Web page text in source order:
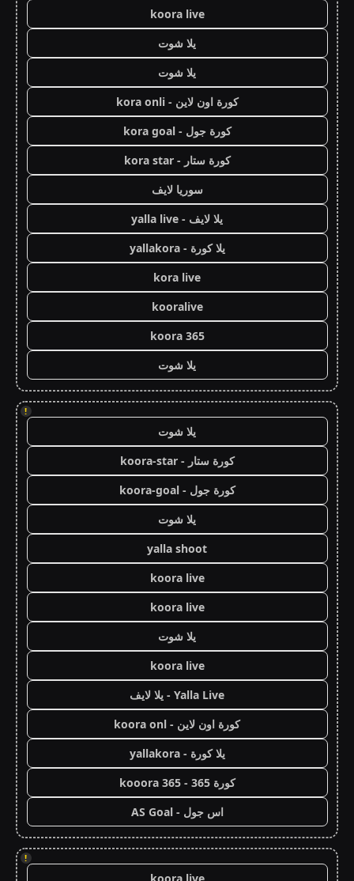
koora live
يلا شوت
يلا شوت
كورة اون لاين - kora onli
كورة جول - kora goal
كورة ستار - kora star
سوريا لايف
يلا لايف - yalla live
يلا كورة - yallakora
kora live
kooralive
koora 365
يلا شوت
!
يلا شوت
كورة ستار - koora-star
كورة جول - koora-goal
يلا شوت
yalla shoot
koora live
koora live
يلا شوت
koora live
Yalla Live - يلا لايف
كورة اون لاين - koora onl
يلا كورة - yallakora
كورة 365 - kooora 365
اس جول - AS Goal
!
koora live